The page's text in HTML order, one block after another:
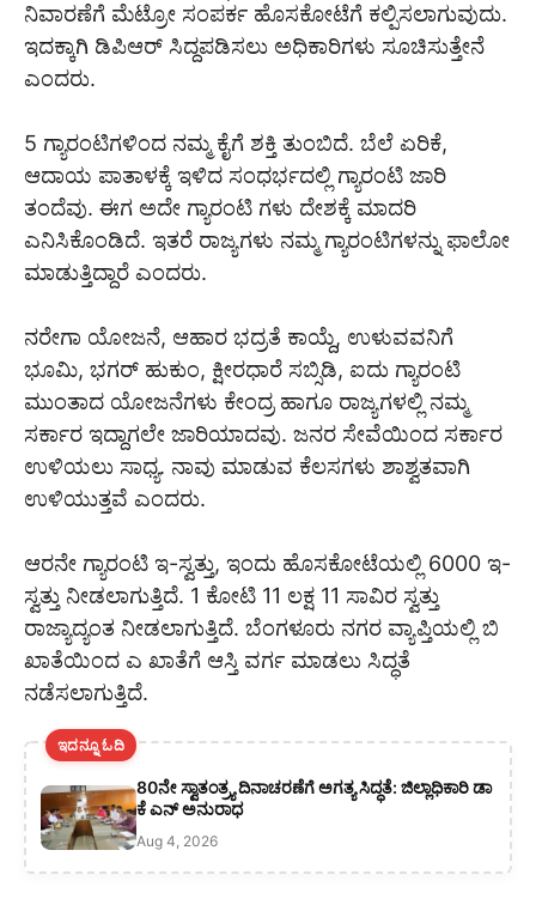
ನಿವಾರಣೆಗೆ ಮೆಟ್ರೋ ಸಂಪರ್ಕ ಹೊಸಕೋಟೆಗೆ ಕಲ್ಪಿಸಲಾಗುವುದು.
ಇದಕ್ಕಾಗಿ ಡಿಪಿಆರ್ ಸಿದ್ದಪಡಿಸಲು ಅಧಿಕಾರಿಗಳು ಸೂಚಿಸುತ್ತೇನೆ
ಎಂದರು.
5 ಗ್ಯಾರಂಟಿಗಳಿಂದ ನಮ್ಮ ಕೈಗೆ ಶಕ್ತಿ ತುಂಬಿದೆ. ಬೆಲೆ ಏರಿಕೆ,
ಆದಾಯ ಪಾತಾಳಕ್ಕೆ ಇಳಿದ ಸಂಧರ್ಭದಲ್ಲಿ ಗ್ಯಾರಂಟಿ ಜಾರಿ
ತಂದೆವು. ಈಗ ಅದೇ ಗ್ಯಾರಂಟಿ ಗಳು ದೇಶಕ್ಕೆ ಮಾದರಿ
ಎನಿಸಿಕೊಂಡಿದೆ. ಇತರೆ ರಾಜ್ಯಗಳು ನಮ್ಮ ಗ್ಯಾರಂಟಿಗಳನ್ನು ಫಾಲೋ
ಮಾಡುತ್ತಿದ್ದಾರೆ ಎಂದರು.
ನರೇಗಾ ಯೋಜನೆ, ಆಹಾರ ಭದ್ರತೆ ಕಾಯ್ದೆ, ಉಳುವವನಿಗೆ
ಭೂಮಿ, ಭಗರ್ ಹುಕುಂ, ಕ್ಷೀರಧಾರೆ ಸಬ್ಸಿಡಿ, ಐದು ಗ್ಯಾರಂಟಿ
ಮುಂತಾದ ಯೋಜನೆಗಳು ಕೇಂದ್ರ ಹಾಗೂ ರಾಜ್ಯಗಳಲ್ಲಿ ನಮ್ಮ
ಸರ್ಕಾರ ಇದ್ದಾಗಲೇ ಜಾರಿಯಾದವು. ಜನರ ಸೇವೆಯಿಂದ ಸರ್ಕಾರ
ಉಳಿಯಲು ಸಾಧ್ಯ. ನಾವು ಮಾಡುವ ಕೆಲಸಗಳು ಶಾಶ್ವತವಾಗಿ
ಉಳಿಯುತ್ತವೆ ಎಂದರು.
ಆರನೇ ಗ್ಯಾರಂಟಿ ಇ-ಸ್ವತ್ತು, ಇಂದು ಹೊಸಕೋಟೆಯಲ್ಲಿ 6000 ಇ-
ಸ್ವತ್ತು ನೀಡಲಾಗುತ್ತಿದೆ. 1 ಕೋಟಿ 11 ಲಕ್ಷ 11 ಸಾವಿರ ಸ್ವತ್ತು
ರಾಜ್ಯಾದ್ಯಂತ ನೀಡಲಾಗುತ್ತಿದೆ. ಬೆಂಗಳೂರು ನಗರ ವ್ಯಾಪ್ತಿಯಲ್ಲಿ ಬಿ
ಖಾತೆಯಿಂದ ಎ ಖಾತೆಗೆ ಆಸ್ತಿ ವರ್ಗ ಮಾಡಲು ಸಿದ್ಧತೆ
ನಡೆಸಲಾಗುತ್ತಿದೆ.
ಇದನ್ನೂ ಓದಿ
80ನೇ ಸ್ವಾತಂತ್ರ್ಯ ದಿನಾಚರಣೆಗೆ ಅಗತ್ಯ ಸಿದ್ಧತೆ: ಜಿಲ್ಲಾಧಿಕಾರಿ ಡಾ
ಕೆ ಎನ್ ಅನುರಾಧ
Aug 4, 2026